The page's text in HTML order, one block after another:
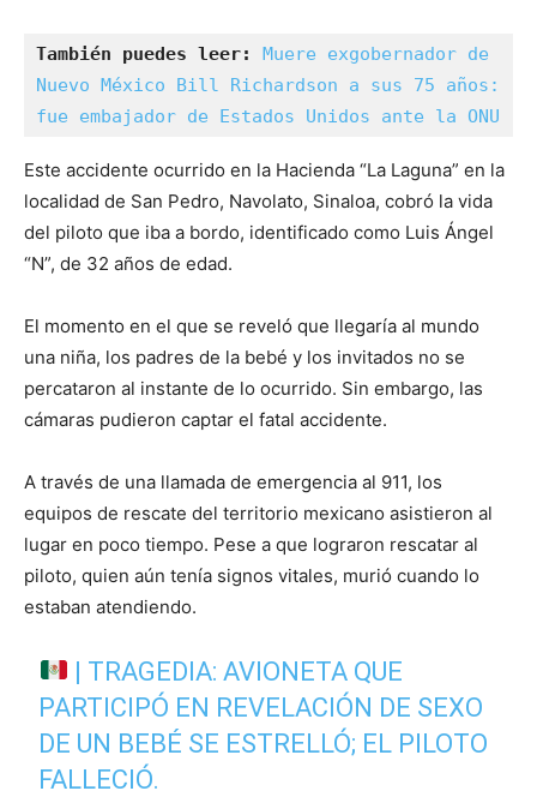
También puedes leer: Muere exgobernador de
Nuevo México Bill Richardson a sus 75 años:
fue embajador de Estados Unidos ante la ONU
Este accidente ocurrido en la Hacienda “La Laguna” en la
localidad de San Pedro, Navolato, Sinaloa, cobró la vida
del piloto que iba a bordo, identificado como Luis Ángel
“N”, de 32 años de edad.
El momento en el que se reveló que llegaría al mundo
una niña, los padres de la bebé y los invitados no se
percataron al instante de lo ocurrido. Sin embargo, las
cámaras pudieron captar el fatal accidente.
A través de una llamada de emergencia al 911, los
equipos de rescate del territorio mexicano asistieron al
lugar en poco tiempo. Pese a que lograron rescatar al
piloto, quien aún tenía signos vitales, murió cuando lo
estaban atendiendo.
| TRAGEDIA: AVIONETA QUE
PARTICIPÓ EN REVELACIÓN DE SEXO
DE UN BEBÉ SE ESTRELLÓ; EL PILOTO
FALLECIÓ.